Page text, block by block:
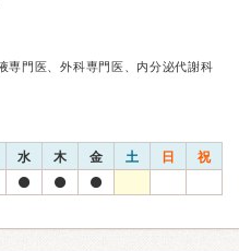
専門医、外科専門医、内分泌代謝科
水 木 金 土 日 祝